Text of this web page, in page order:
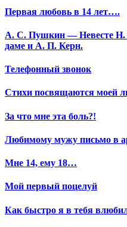
Первая любовь в 14 лет….
А. С. Пушкин — Невесте Н.
даме и А. П. Керн.
Телефонный звонок
Стихи посвящаются моей
За что мне эта боль?!
Любимому мужу письмо в
Мне 14, ему 18…
Мой первый поцелуй
Как быстро я в тебя